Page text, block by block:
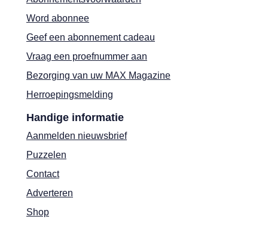
Word abonnee
Geef een abonnement cadeau
Vraag een proefnummer aan
Bezorging van uw MAX Magazine
Herroepingsmelding
Handige informatie
Aanmelden nieuwsbrief
Puzzelen
Contact
Adverteren
Shop